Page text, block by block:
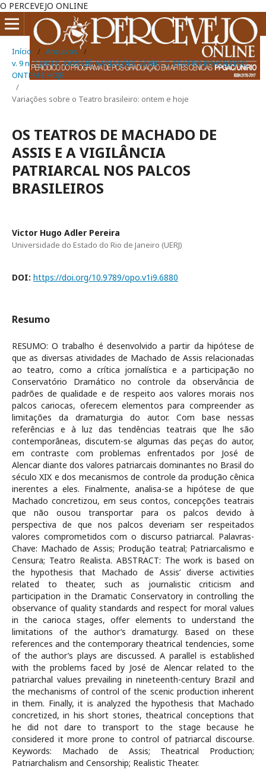
O PERCEVEJO ONLINE
Início / Arquivos
/
v. 9 n. 1 (2017): DOSSIÊ: VARIAÇÕES SOBRE O TEATRO BRASILEIRO,
ONTEM E HOJE
/
Variações sobre o Teatro brasileiro: ontem e hoje
OS TEATROS DE MACHADO DE
ASSIS E A VIGILÂNCIA
PATRIARCAL NOS PALCOS
BRASILEIROS
Victor Hugo Adler Pereira
Universidade do Estado do Rio de Janeiro (UERJ)
DOI: https://doi.org/10.9789/opo.v1i9.6880
Resumo
RESUMO: O trabalho é desenvolvido a partir da hipótese de
que as diversas atividades de Machado de Assis relacionadas
ao teatro, como a crítica jornalística e a participação no
Conservatório Dramático no controle da observância de
padrões de qualidade e de respeito aos valores morais nos
palcos cariocas, oferecem elementos para compreender as
limitações da dramaturgia do autor. Com base nessas
referências e à luz das tendências teatrais que lhe são
contemporâneas, discutem-se algumas das peças do autor,
em contraste com problemas enfrentados por José de
Alencar diante dos valores patriarcais dominantes no Brasil do
século XIX e dos mecanismos de controle da produção cênica
inerentes a eles. Finalmente, analisa-se a hipótese de que
Machado concretizou, em seus contos, concepções teatrais
que não ousou transportar para os palcos devido à
perspectiva de que nos palcos deveriam ser respeitados
valores comprometidos com o discurso patriarcal. Palavras-
Chave: Machado de Assis; Produção teatral; Patriarcalismo e
Censura; Teatro Realista. ABSTRACT: The work is based on
the hypothesis that Machado de Assis’ diverse activities
related to theater, such as journalistic criticism and
participation in the Dramatic Conservatory in controlling the
observance of quality standards and respect for moral values
in the carioca stages, offer elements to understand the
limitations of the author’s dramaturgy. Based on these
references and the contemporary theatrical tendencies, some
of the author’s plays are discussed. A parallel is established
with the problems faced by José de Alencar related to the
patriarchal values prevailing in nineteenth-century Brazil and
the mechanisms of control of the scenic production inherent
in them. Finally, it is analyzed the hypothesis that Machado
concretized, in his short stories, theatrical conceptions that
he did not dare to transport to the stage because he
considered it more prone to control of patriarcal discourse.
Keywords: Machado de Assis; Theatrical Production;
Patriarchalism and Censorship; Realistic Theater.